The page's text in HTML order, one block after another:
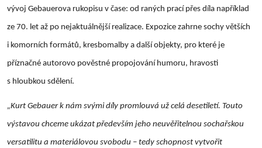
vývoj Gebauerova rukopisu v čase: od raných prací přes díla například
ze 70. let až po nejaktuálnější realizace. Expozice zahrne sochy větších
i komorních formátů, kresbomalby a další objekty, pro které je
příznačné autorovo pověstné propojování humoru, hravosti
s hloubkou sdělení.
„Kurt Gebauer k nám svými díly promlouvá už celá desetiletí. Touto
výstavou chceme ukázat především jeho neuvěřitelnou sochařskou
versatilitu a materiálovou svobodu – tedy schopnost vytvořit